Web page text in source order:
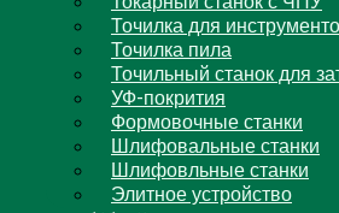
Точилка для
Точилка пила
Точильный станок для
УФ-покрития
Формовочные станки
Шлифовальные станки
Шлифовльные станки
Элитное устройство